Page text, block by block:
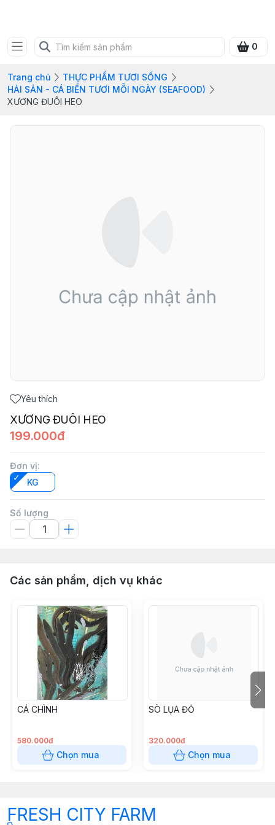
0
Trang chủ
THỰC PHẨM TƯƠI SỐNG
HẢI SẢN - CÁ BIỂN TƯƠI MỖI NGÀY (SEAFOOD)
XƯƠNG ĐUÔI HEO
Yêu thích
XƯƠNG ĐUÔI HEO
199.000đ
Đơn vị:
KG
Số lượng
Các sản phẩm, dịch vụ khác
CÁ CHÌNH
580.000đ
Chọn mua
SÒ LỤA ĐỎ
320.000đ
Chọn mua
FRESH CITY FARM